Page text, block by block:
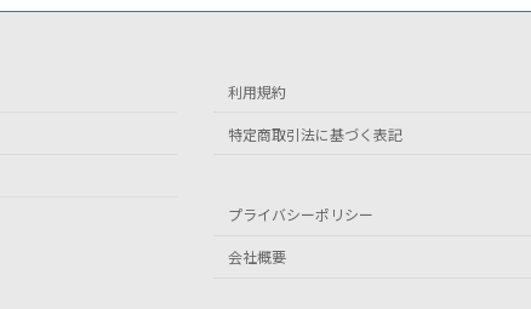
利用規約
特定商取引法に基づく表記
プライバシーポリシー
会社概要